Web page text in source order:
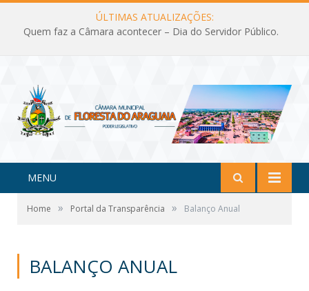
ÚLTIMAS ATUALIZAÇÕES:
Quem faz a Câmara acontecer – Dia do Servidor Público.
MENU
Home » Portal da Transparência » Balanço Anual
BALANÇO ANUAL